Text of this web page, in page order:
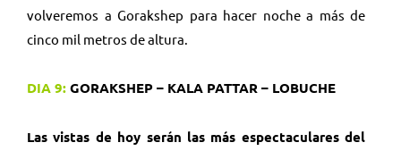
volveremos a Gorakshep para hacer noche a más de
cinco mil metros de altura.
DIA 9: GORAKSHEP – KALA PATTAR – LOBUCHE
Las vistas de hoy serán las más espectaculares del